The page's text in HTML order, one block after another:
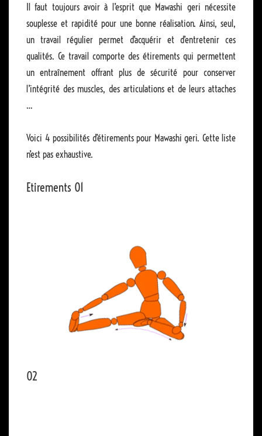
Il faut toujours avoir à l’esprit que Mawashi geri nécessite
souplesse et rapidité pour une bonne réalisation. Ainsi, seul,
un travail régulier permet d’acquérir et d’entretenir ces
qualités. Ce travail comporte des étirements qui permettent
un entraînement offrant plus de sécurité pour conserver
l’intégrité des muscles, des articulations et de leurs attaches
…
Voici 4 possibilités d’étirements pour Mawashi geri. Cette liste
n’est pas exhaustive.
Etirements 01
02